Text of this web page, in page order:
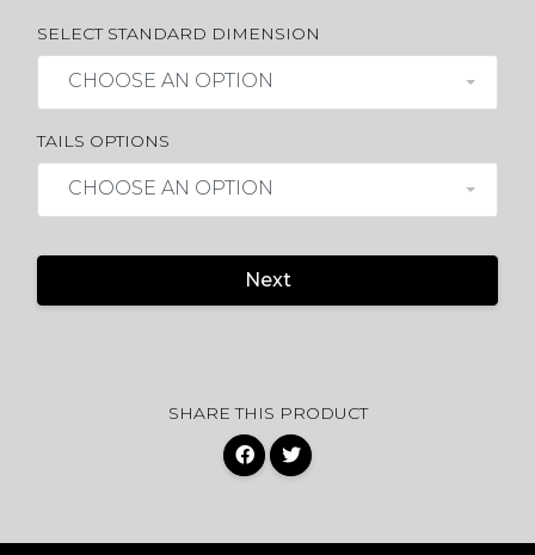
SELECT STANDARD DIMENSION
CHOOSE AN OPTION
TAILS OPTIONS
CHOOSE AN OPTION
Next
SHARE THIS PRODUCT